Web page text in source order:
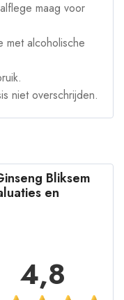
maag voor
met alcoholische
niet overschrijden.
Bliksem
en
4,8